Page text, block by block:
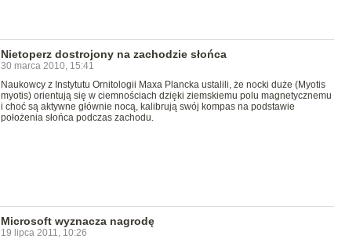
Nietoperz dostrojony na zachodzie słońca
30 marca 2010, 15:41
Naukowcy z Instytutu Ornitologii Maxa Plancka ustalili, że nocki duże (Myotis
myotis) orientują się w ciemnościach dzięki ziemskiemu polu magnetycznemu
i choć są aktywne głównie nocą, kalibrują swój kompas na podstawie
położenia słońca podczas zachodu.
Microsoft wyznacza nagrodę
19 lipca 2011, 10:26